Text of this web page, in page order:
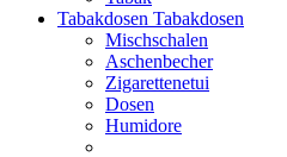
Tabakdosen Tabakdosen
Mischschalen
Aschenbecher
Zigarettenetui
Dosen
Humidore